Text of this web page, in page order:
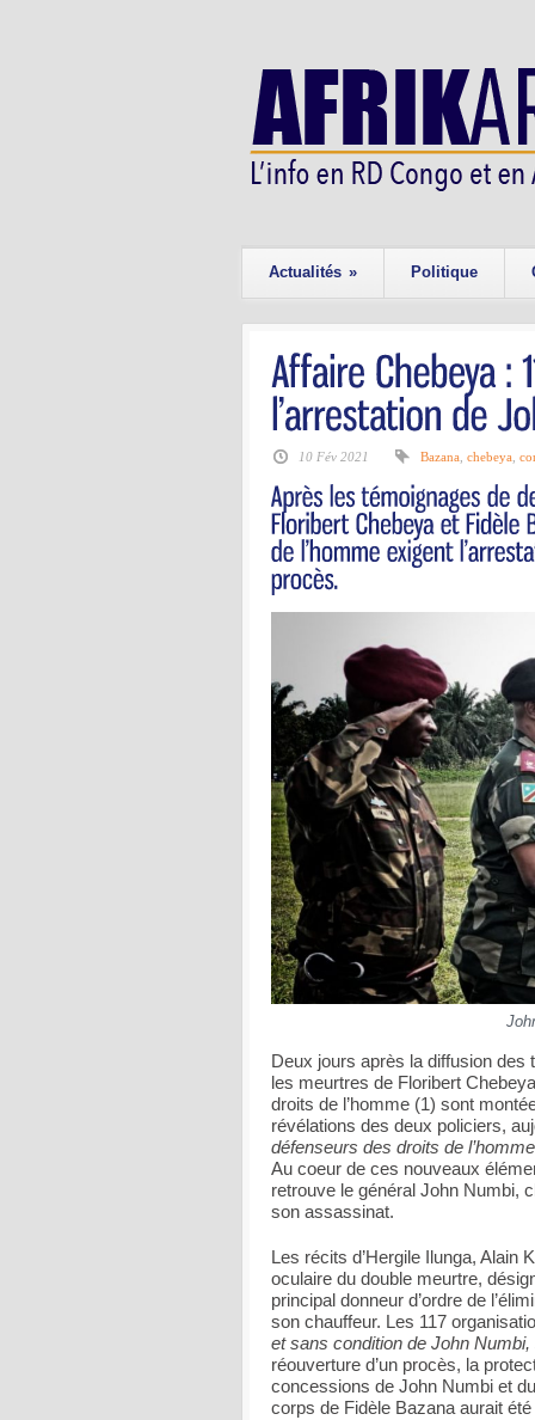
Actualités » Politique
10 Fév 2021 Bazana chebeya
Deux jours après la diffusion des
les meurtres de Floribert
droits de l’homme (1) sont
révélations des deux policiers,
défenseurs des droits de
Au coeur de ces nouveaux
retrouve le général John Numbi,
son assassinat.
Les récits d’Hergile Ilunga, Alain
oculaire du double meurtre,
principal donneur d’ordre de
son chauffeur. Les 117
et sans condition de John
réouverture d’un procès, la
concessions de John Numbi et
corps de Fidèle Bazana aurait été